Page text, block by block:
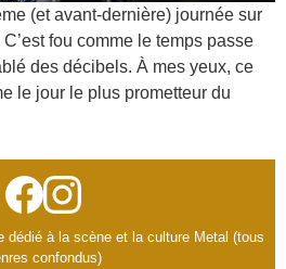
(et avant-dernière) journée sur
fou comme le temps passe
des décibels. À mes yeux, ce
le jour le plus prometteur du
dédié à la scène et la culture Metal (tous
confondus)